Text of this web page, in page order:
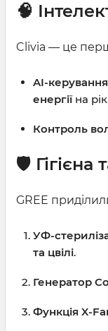
🧠
Clivia — це
AI-
енергії на
Контроль
🛡️ Гігієна
GREE
УФ-
та цвілі.
Генератор
Функція X-